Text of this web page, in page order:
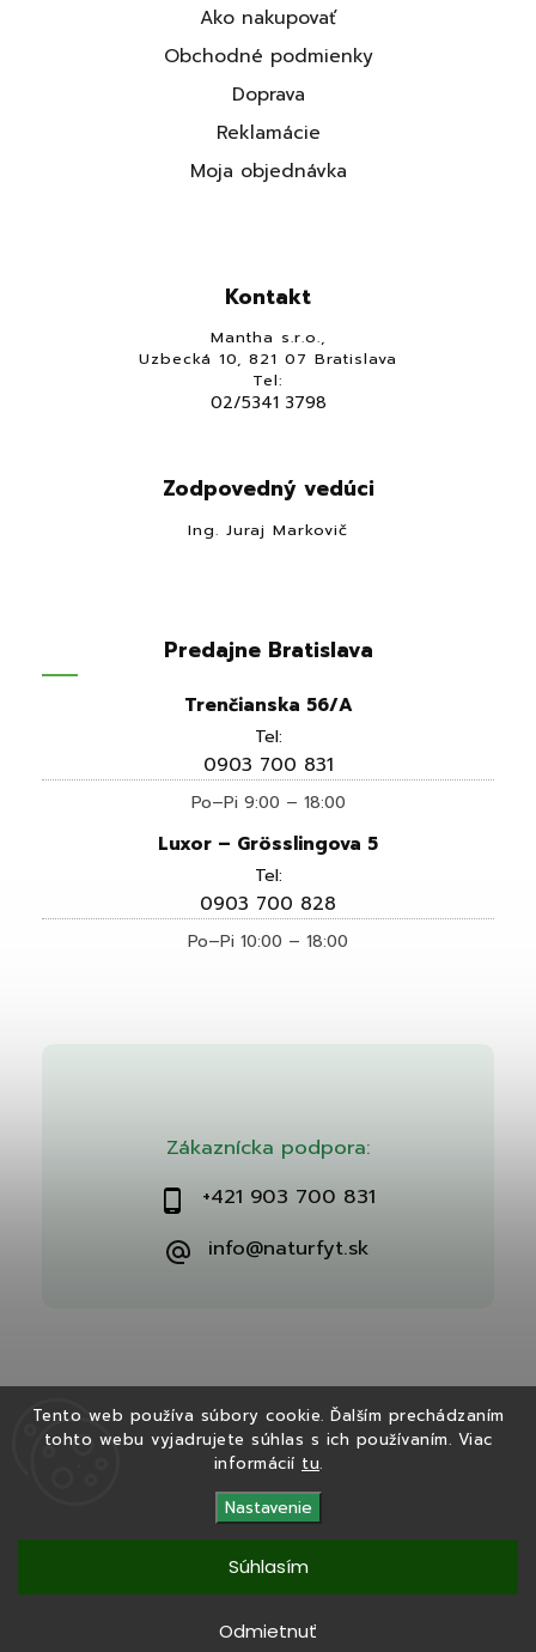
Tento web používa súbory cookie. Ďalším prechádzaním
tohto webu vyjadrujete súhlas s ich používaním. Viac
informácií tu.
Nastavenie
Odmietnuť
Súhlasím
Zákaznícka podpora:
+421 903 700 831
info@naturfyt.sk
Ako nakupovať
Obchodné podmienky
Doprava
Reklamácie
Moja objednávka
Kontakt
Mantha s.r.o.,
Uzbecká 10, 821 07 Bratislava
Tel:
02/5341 3798
Zodpovedný vedúci
Ing. Juraj Markovič
Predajne Bratislava
Trenčianska 56/A
Tel:
0903 700 831
Po–Pi 9:00 – 18:00
Luxor – Grösslingova 5
Tel:
0903 700 828
Po–Pi 10:00 – 18:00
Copyright 2026Naturfyt.sk. Všetky práva vyhradené.
| Design